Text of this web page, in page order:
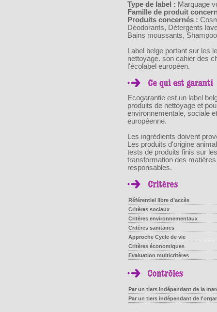
Type de label : Marquage
Famille de produit
Produits concernés :
Déodorants, Détergents
Bains moussants,
Label belge portant sur les
nettoyage. son cahier des
l'écolabel européen.
Ecogarantie est un label
produits de nettoyage et
environnementale, sociale
européenne.
Les ingrédients doivent
Les produits d'origine
tests de produits finis sur
transformation des
responsables.
Référentiel libre d’accès
Critères sociaux
Critères environnementaux
Critères sanitaires
Approche Cycle de vie
Critères économiques
Evaluation multicritères
Par un tiers indépendant de la
Par un tiers indépendant de